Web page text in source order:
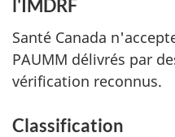
l'IMDRF
Santé Canada
PAUMM délivrés par
vérification reconnus.
Classification